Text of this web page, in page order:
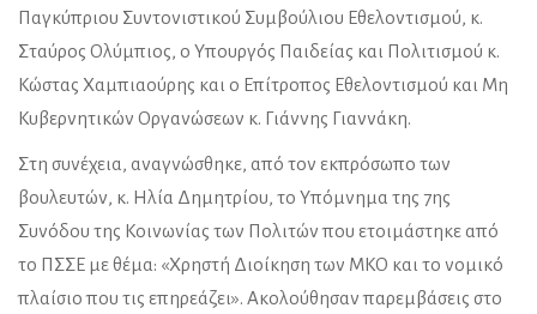
Παγκύπριου Συντονιστικού Συμβούλιου Εθελοντισμού, κ.
Σταύρος Ολύμπιος, ο Υπουργός Παιδείας και Πολιτισμού κ.
Κώστας Χαμπιαούρης και ο Επίτροπος Εθελοντισμού και Μη
Κυβερνητικών Οργανώσεων κ. Γιάννης Γιαννάκη.
Στη συνέχεια, αναγνώσθηκε, από τον εκπρόσωπο των
βουλευτών, κ. Ηλία Δημητρίου, το Υπόμνημα της 7ης
Συνόδου της Κοινωνίας των Πολιτών που ετοιμάστηκε από
το ΠΣΣΕ με θέμα: «Χρηστή Διοίκηση των ΜΚΟ και το νομικό
πλαίσιο που τις επηρεάζει». Ακολούθησαν παρεμβάσεις στο